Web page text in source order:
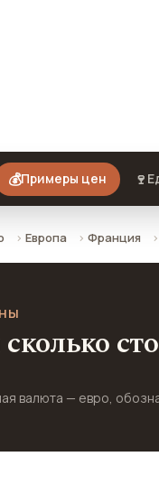
💰Примеры цен 🍷
Европа Франция
валюта — евро,